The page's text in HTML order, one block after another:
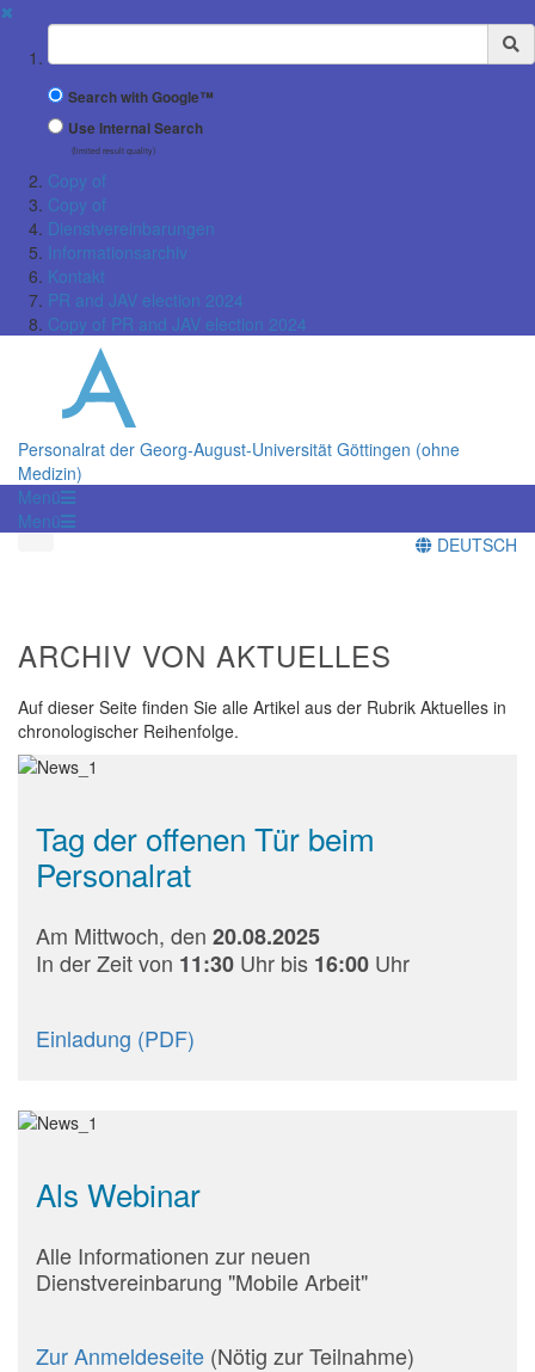
✖
Suchbegriff
Search with Google™
Use Internal Search
(limited result quality)
Copy of
Copy of
Dienstvereinbarungen
Informationsarchiv
Kontakt
PR and JAV election 2024
Copy of PR and JAV election 2024
Personalrat der Georg-August-Universität Göttingen (ohne
Medizin)
Menü
Menü
DEUTSCH
ARCHIV VON AKTUELLES
Auf dieser Seite finden Sie alle Artikel aus der Rubrik Aktuelles in
chronologischer Reihenfolge.
Tag der offenen Tür beim
Personalrat
Am Mittwoch, den 20.08.2025
In der Zeit von 11:30 Uhr bis 16:00 Uhr
Einladung (PDF)
Als Webinar
Alle Informationen zur neuen
Dienstvereinbarung "Mobile Arbeit"
Zur Anmeldeseite (Nötig zur Teilnahme)